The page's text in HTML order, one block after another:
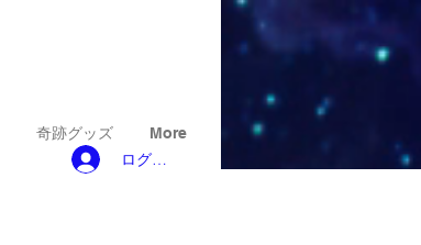
ログイン
奇跡グッズ More